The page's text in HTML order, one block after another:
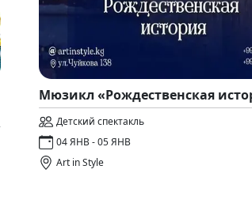
Мюзикл «Рождественская
Детский спектакль
04 ЯНВ - 05 ЯНВ
Art in Style